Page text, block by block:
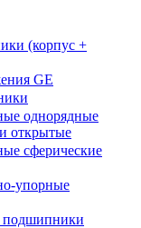
(корпус +
GE
однорядные
открытые
сферические
упорные
подшипники